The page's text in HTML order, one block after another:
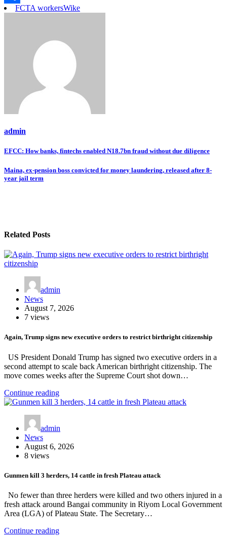
Link
ShareFCTA workersWike
admin
Post
navigation
EFCC: How banks, fintechs enabled N18.7bn fraud without due diligence
Maina, ex-pension boss convicted for money laundering, released after 8-
year jail term
Related Posts
admin
News
August 7, 2026
7 views
Again, Trump signs new executive orders to restrict birthright citizenship
US President Donald Trump has signed two executive orders in a
second attempt to scale back American birthright citizenship. The
move comes weeks after the Supreme Court shot down…
Continue reading
admin
News
August 6, 2026
8 views
Gunmen kill 3 herders, 14 cattle in fresh Plateau attack
No fewer than three herders were killed and two others injured in a
fresh attack around Bangai community in Riyom Local Government
Area (LGA) of Plateau State. The Secretary…
Continue reading